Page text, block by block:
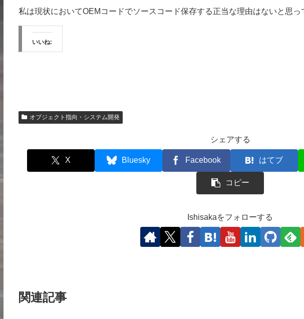
私は現状においてOEMコードでソースコード保存する正当な理由はないと思っ
いいね:
オブジェクト指向・システム開発
シェアする
X Bluesky Facebook はてブ
コピー
Ishisakaをフォローする
関連記事